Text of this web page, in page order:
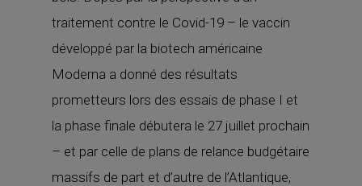
traitement contre le Covid-19 – le vaccin
développé par la biotech américaine
Moderna a donné des résultats
prometteurs lors des essais de phase I et
la phase finale débutera le 27 juillet prochain
– et par celle de plans de relance budgétaire
massifs de part et d’autre de l’Atlantique,